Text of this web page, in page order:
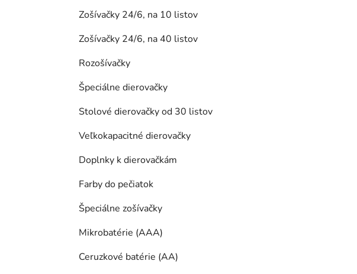
Zošívačky 24/6, na 10 listov
Zošívačky 24/6, na 40 listov
Rozošívačky
Špeciálne dierovačky
Stolové dierovačky od 30 listov
Veľkokapacitné dierovačky
Doplnky k dierovačkám
Farby do pečiatok
Špeciálne zošívačky
Mikrobatérie (AAA)
Ceruzkové batérie (AA)